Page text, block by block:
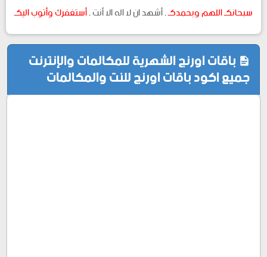
سبحانكـ اللهم وبحمدكـ.أشهد ان لا اله الا أنت.أستغفرك وأتوب اليكـ
باقات اورنج الشهرية للمكالمات والإنترنت
جميع اكود باقات اورنج للنت والمكالمات